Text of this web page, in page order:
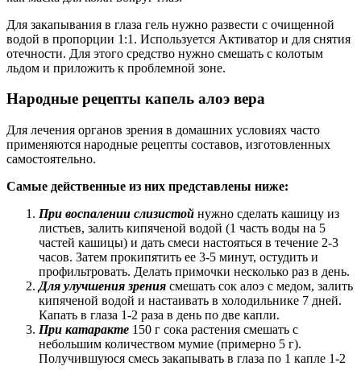
Для закапывания в глаза гель нужно развести с очищенной
водой в пропорции 1:1. Используется Активатор и для снятия
отечности. Для этого средство нужно смешать с колотым
льдом и приложить к проблемной зоне.
Народные рецепты капель алоэ вера
Для лечения органов зрения в домашних условиях часто
применяются народные рецепты составов, изготовленных
самостоятельно.
Самые действенные из них представлены ниже:
При воспалении слизистой нужно сделать кашицу из
листьев, залить кипяченой водой (1 часть воды на 5
частей кашицы) и дать смеси настояться в течение 2-3
часов. Затем прокипятить ее 3-5 минут, остудить и
профильтровать. Делать примочки несколько раз в день.
Для улучшения зрения смешать сок алоэ с медом, залить
кипяченой водой и настаивать в холодильнике 7 дней.
Капать в глаза 1-2 раза в день по две капли.
При катаракте 150 г сока растения смешать с
небольшим количеством мумие (примерно 5 г).
Получившуюся смесь закапывать в глаза по 1 капле 1-2